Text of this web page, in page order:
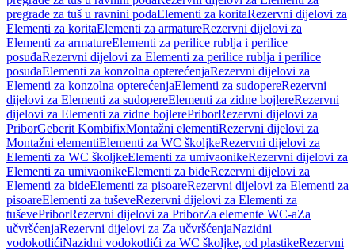
pregrade za tuš u ravnini podaElementi za koritaRezervni dijelovi za
Elementi za koritaElementi za armatureRezervni dijelovi za
Elementi za armatureElementi za perilice rublja i perilice
posuđaRezervni dijelovi za Elementi za perilice rublja i perilice
posuđaElementi za konzolna opterećenjaRezervni dijelovi za
Elementi za konzolna opterećenjaElementi za sudopereRezervni
dijelovi za Elementi za sudopereElementi za zidne bojlereRezervni
dijelovi za Elementi za zidne bojlerePriborRezervni dijelovi za
PriborGeberit KombifixMontažni elementiRezervni dijelovi za
Montažni elementiElementi za WC školjkeRezervni dijelovi za
Elementi za WC školjkeElementi za umivaonikeRezervni dijelovi za
Elementi za umivaonikeElementi za bideRezervni dijelovi za
Elementi za bideElementi za pisoareRezervni dijelovi za Elementi za
pisoareElementi za tuševeRezervni dijelovi za Elementi za
tuševePriborRezervni dijelovi za PriborZa elemente WC-aZa
učvršćenjaRezervni dijelovi za Za učvršćenjaNazidni
vodokotlićiNazidni vodokotlići za WC školjke, od plastikeRezervni